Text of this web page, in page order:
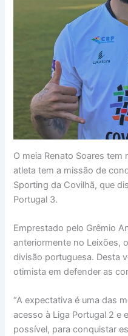
O meia Renato Soares tem
atleta tem a missão de
Sporting da Covilhã, que
Portugal 3.
Emprestado pelo Grêmio
anteriormente no Leixões,
divisão portuguesa. Desta
otimista em defender as
“A expectativa é uma das
acesso à Liga Portugal 2 e
possível, para conquistar